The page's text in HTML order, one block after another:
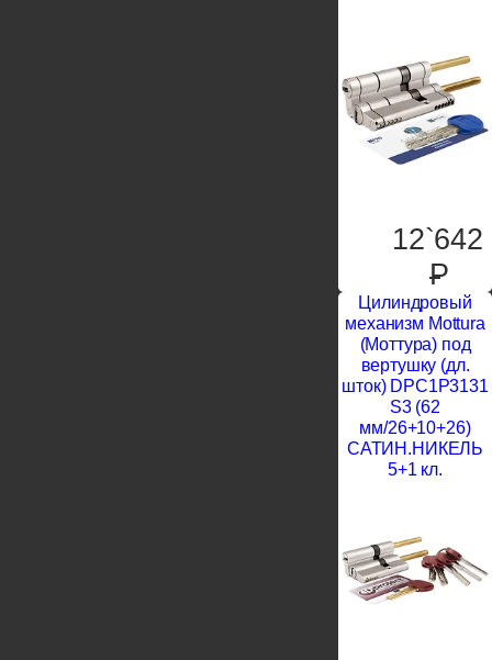
12`642
P
Цилиндровый
механизм Mottura
(Моттура) под
вертушку (дл.
шток) DPC1P3131
S3 (62
мм/26+10+26)
САТИН.НИКЕЛЬ
5+1 кл.